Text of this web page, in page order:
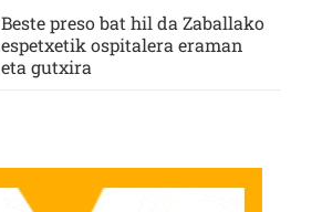
Beste preso bat hil da Zaballako
espetxetik ospitalera eraman
eta gutxira